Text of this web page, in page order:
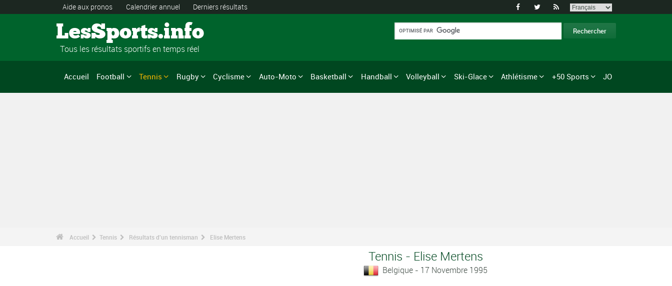
Aide aux pronos Calendrier annuel Derniers résultats   
LesSports.info
Tous les résultats sportifs en temps réel
Accueil Football Tennis Rugby Cyclisme Auto-Moto Basketball Handball Volleyball Ski-Glace Athlétisme +50 Sports JO
Accueil Tennis Résultats d'un tennisman Elise Mertens
Tennis - Elise Mertens
Belgique - 17 Novembre 1995